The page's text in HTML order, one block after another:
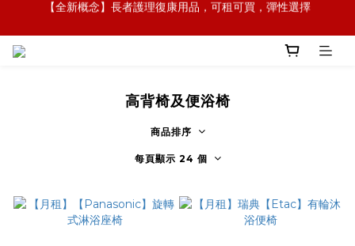
【全新概念】長者護理復康用品，可租可買，彈性選擇
【外傭護老專家】專業配對印傭照顧長者，醫護團隊跟進
【全新概念】長者護理復康用品，可租可買，彈性選擇
高背椅及便浴椅
商品排序
每頁顯示 24 個